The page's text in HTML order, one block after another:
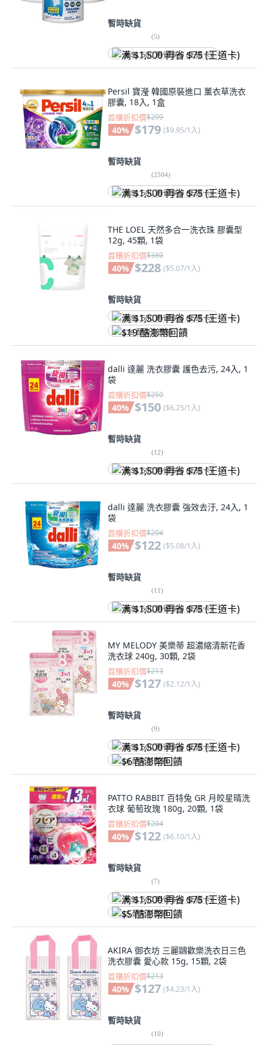
暫時缺貨
(5)
满 $1,500 再省 $75 (王道卡)
Persil 寶瀅 韓國原裝進口 薰衣草洗衣
膠囊, 18入, 1盒
首購折扣價$299
40% $179 ($9.95/1入)
暫時缺貨
(2504)
满 $1,500 再省 $75 (王道卡)
THE LOEL 天然多合一洗衣珠 膠囊型
12g, 45顆, 1袋
首購折扣價$380
40% $228 ($5.07/1入)
暫時缺貨
满 $1,500 再省 $75 (王道卡)
$19 酷澎幣回饋
dalli 達麗 洗衣膠囊 護色去污, 24入, 1
袋
首購折扣價$250
40% $150 ($6.25/1入)
暫時缺貨
(12)
满 $1,500 再省 $75 (王道卡)
dalli 達麗 洗衣膠囊 強效去汙, 24入, 1
袋
首購折扣價$204
40% $122 ($5.08/1入)
暫時缺貨
(11)
满 $1,500 再省 $75 (王道卡)
MY MELODY 美樂蒂 超濃縮清新花香
洗衣球 240g, 30顆, 2袋
首購折扣價$213
40% $127 ($2.12/1入)
暫時缺貨
(9)
满 $1,500 再省 $75 (王道卡)
$6 酷澎幣回饋
PATTO RABBIT 百特兔 GR 月皎星晴洗
衣球 葡萄玫瑰 180g, 20顆, 1袋
首購折扣價$204
40% $122 ($6.10/1入)
暫時缺貨
(7)
满 $1,500 再省 $75 (王道卡)
$5 酷澎幣回饋
AKIRA 御衣坊 三麗鷗歡樂洗衣日三色
洗衣膠囊 愛心款 15g, 15顆, 2袋
首購折扣價$213
40% $127 ($4.23/1入)
暫時缺貨
(10)